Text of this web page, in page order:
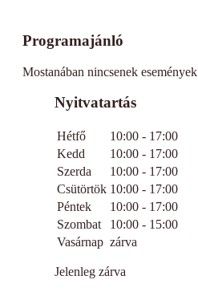
Programajánló
Mostanában nincsenek események
Nyitvatartás
Hétfő
10:00 - 17:00
Kedd
10:00 - 17:00
Szerda
10:00 - 17:00
Csütörtök 10:00 - 17:00
Péntek
10:00 - 17:00
Szombat
10:00 - 15:00
Vasárnap zárva
Jelenleg zárva